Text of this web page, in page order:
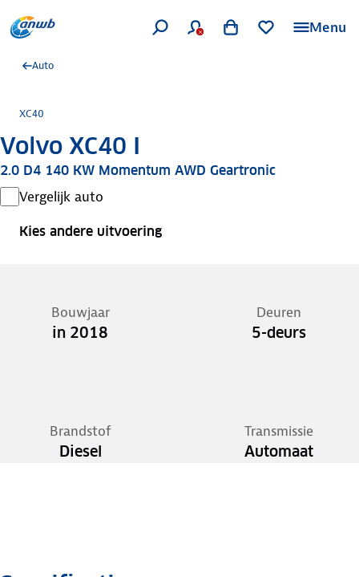
Menu
Auto
XC40
Volvo XC40 I
2.0 D4 140 KW Momentum AWD Geartronic
Vergelijk auto
Kies andere uitvoering
Bouwjaar
in 2018
Deuren
5-deurs
Brandstof
Diesel
Transmissie
Automaat